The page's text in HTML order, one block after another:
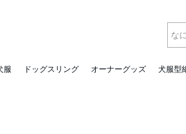
服 ドッグスリング オーナーグッズ 犬服型